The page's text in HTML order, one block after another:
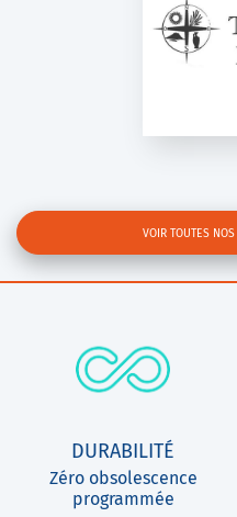
VOIR TOUTES
DURABILITÉ
Zéro obsolescence
programmée